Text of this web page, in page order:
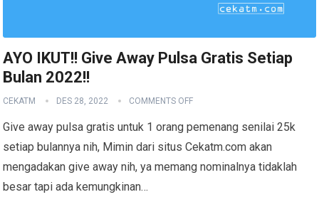
AYO IKUT!! Give Away Pulsa Gratis Setiap
Bulan 2022!!
CEKATM DES 28, 2022 COMMENTS OFF
Give away pulsa gratis untuk 1 orang pemenang senilai 25k
setiap bulannya nih, Mimin dari situs Cekatm.com akan
mengadakan give away nih, ya memang nominalnya tidaklah
besar tapi ada kemungkinan…